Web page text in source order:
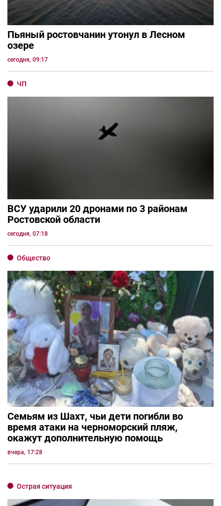
Пьяный ростовчанин утонул в Лесном
озере
сегодня, 09:17
ЧП
ВСУ ударили 20 дронами по 3 районам
Ростовской области
сегодня, 07:18
Общество
Семьям из Шахт, чьи дети погибли во
время атаки на черноморский пляж,
окажут дополнительную помощь
вчера, 17:28
Острая ситуация